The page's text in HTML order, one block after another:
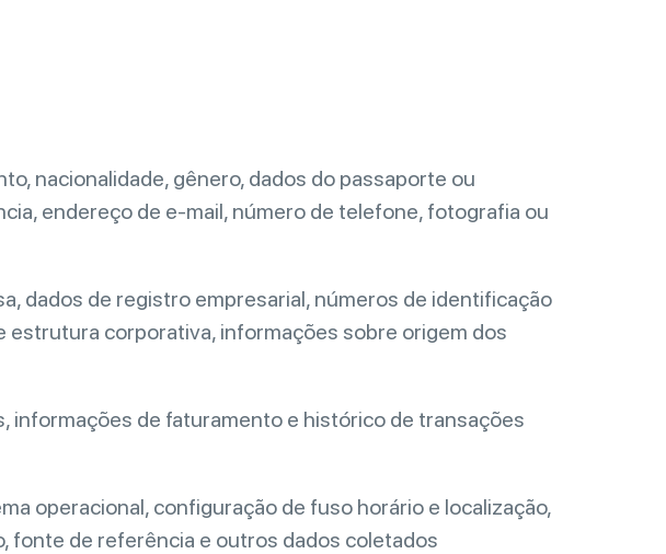
nacionalidade, gênero, dados do passaporte ou
endereço de e-mail, número de telefone, fotografia ou
dados de registro empresarial, números de identificação
corporativa, informações sobre origem dos
informações de faturamento e histórico de transações
operacional, configuração de fuso horário e localização,
fonte de referência e outros dados coletados